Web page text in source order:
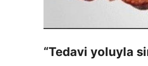
“Tedavi yoluyla